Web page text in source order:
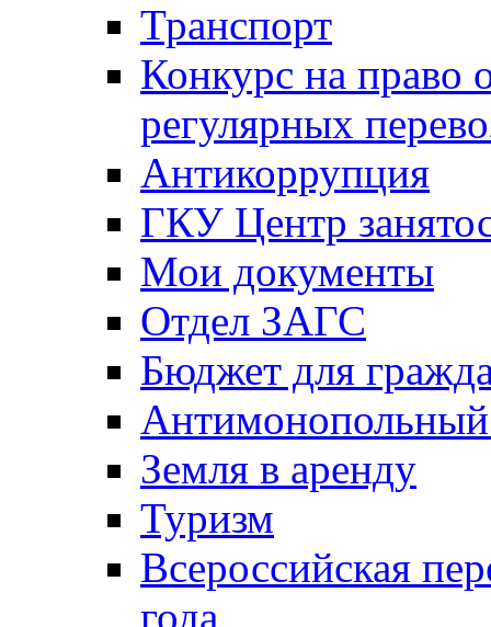
Транспорт
Конкурс на право
регулярных
Антикоррупция
ГКУ Центр
Мои документы
Отдел ЗАГС
Бюджет для
Антимонопольный
Земля в аренду
Туризм
Всероссийская
года